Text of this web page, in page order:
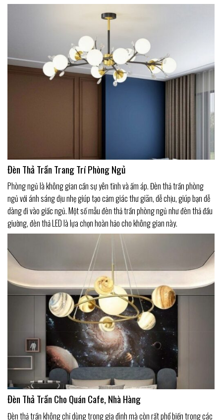
Đèn Thả Trần Trang Trí Phòng Ngủ
Phòng ngủ là không gian cần sự yên tĩnh và ấm áp. Đèn thả trần phòng
ngủ với ánh sáng dịu nhẹ giúp tạo cảm giác thư giãn, dễ chịu, giúp bạn dễ
dàng đi vào giấc ngủ. Một số mẫu đèn thả trần phòng ngủ như đèn thả đầu
giường, đèn thả LED là lựa chọn hoàn hảo cho không gian này.
Đèn Thả Trần Cho Quán Cafe, Nhà Hàng
Đèn thả trần không chỉ dùng trong gia đình mà còn rất phổ biến trong các